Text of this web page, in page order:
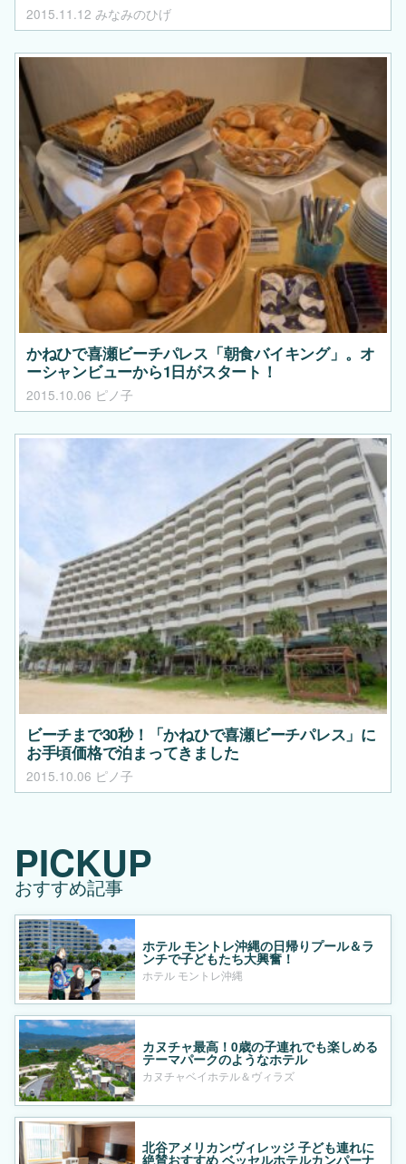
2015.11.12 みなみのひげ
かねひで喜瀬ビーチパレス「朝食バイキング」。オ
ーシャンビューから1日がスタート！
2015.10.06 ピノ子
ビーチまで30秒！「かねひで喜瀬ビーチパレス」に
お手頃価格で泊まってきました
2015.10.06 ピノ子
PICKUP
おすすめ記事
ホテル モントレ沖縄の日帰りプール＆ラ
ンチで子どもたち大興奮！
ホテル モントレ沖縄
カヌチャ最高！0歳の子連れでも楽しめる
テーマパークのようなホテル
カヌチャベイホテル＆ヴィラズ
北谷アメリカンヴィレッジ 子ども連れに
絶賛おすすめ ベッセルホテルカンパーナ